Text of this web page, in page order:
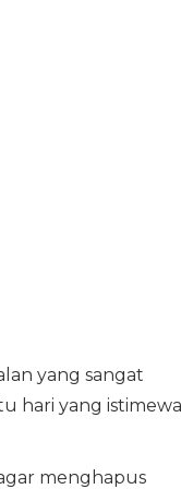
yang sangat
hari yang istimewa
menghapus